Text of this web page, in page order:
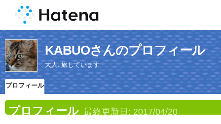
KABUOさんのプロフィール
大人､旅しています
プロフィール
プロフィール 最終更新日: 2017/04/20